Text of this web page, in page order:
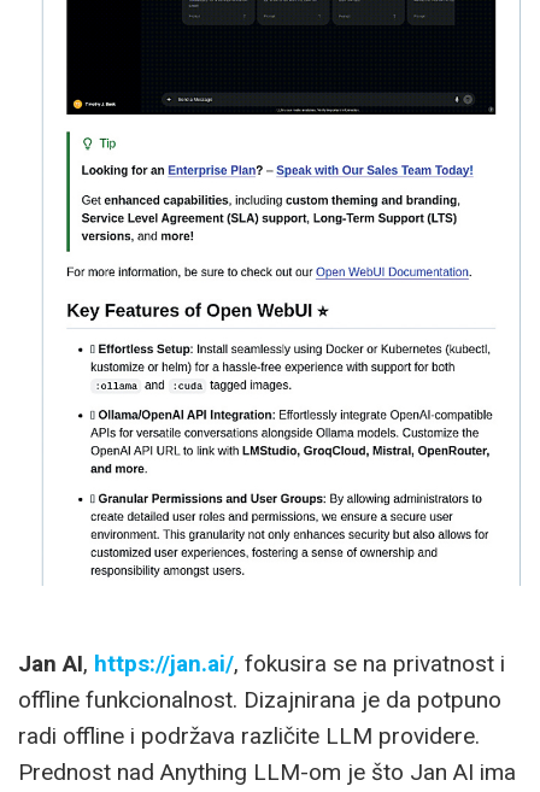
Jan AI, https://jan.ai/, fokusira se na privatnost i
offline funkcionalnost. Dizajnirana je da potpuno
radi offline i podržava različite LLM providere.
Prednost nad Anything LLM-om je što Jan AI ima